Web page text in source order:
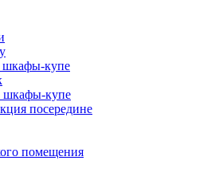
шкафы-купе
шкафы-купе
посередине
помещения